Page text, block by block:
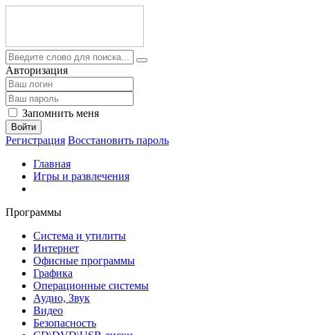
Авторизация
Запомнить меня
Войти
Регистрация Восстановить пароль
Главная
Игры и развлечения
Программы
Система и утилиты
Интернет
Офисные программы
Графика
Операционные системы
Аудио, Звук
Видео
Безопасность